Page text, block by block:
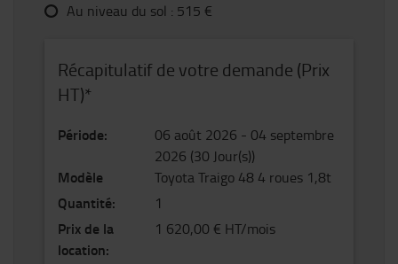
Au niveau du sol : 515 €
Récapitulatif de votre demande (Prix
HT)*
Période: 06 août 2026 - 04 septembre
2026 (30 Jour(s))
Modèle Toyota Traigo 48 4 roues 1,8t
Quantité: 1
Prix de la
location:
1 620,00 € HT/mois